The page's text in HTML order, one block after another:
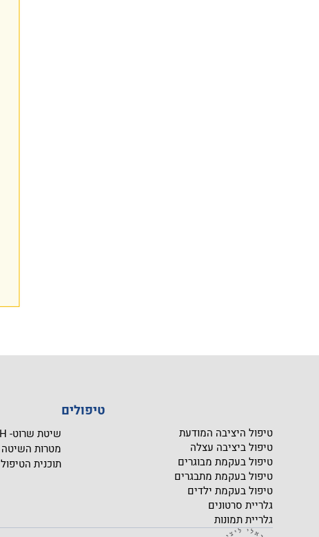
שיטת שרוט- SCHROTH
מטרות השיטה
תוכנית הטיפול
טיפולים
טיפול היציבה המודעת
טיפול ביציבה עצלה
טיפול בעקמת מבוגרים
טיפול בעקמת מתבגרים
טיפול בעקמת ילדים
גלריית סרטונים
גלריית תמונות